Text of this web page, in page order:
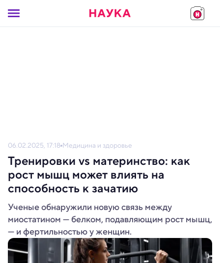
06.02.2025, 17:18 Медицина и здоровье
Тренировки vs материнство: как
рост мышц может влиять на
способность к зачатию
Ученые обнаружили новую связь между
миостатином — белком, подавляющим рост мышц,
— и фертильностью у женщин.